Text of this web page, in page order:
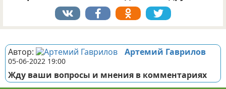
Автор: Артемий Гаврилов
05-06-2022 19:00
Жду ваши вопросы и мнения в комментариях